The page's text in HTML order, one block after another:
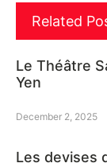
Related
Le Théâtre
Yen
December 2, 2025
Les devises